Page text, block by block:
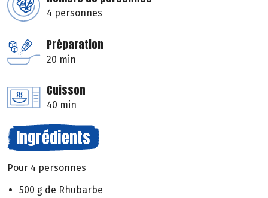
4 personnes
Préparation
20 min
Cuisson
40 min
Ingrédients
Pour 4 personnes
500 g de Rhubarbe